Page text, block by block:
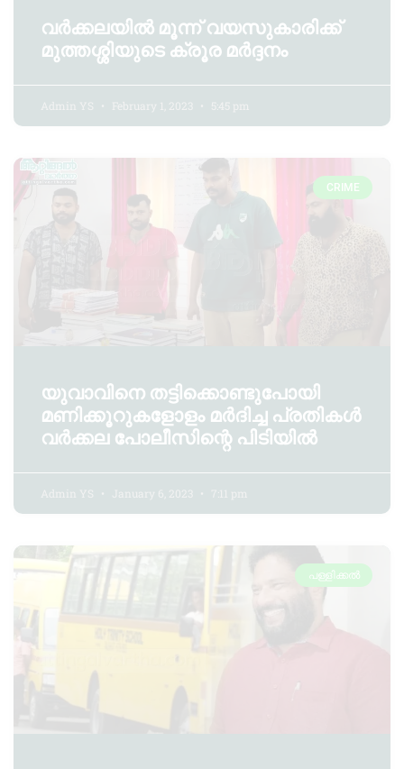
വർക്കലയിൽ മൂന്ന് വയസുകാരിക്ക്
മുത്തശ്ശിയുടെ ക്രൂര മർദ്ദനം
Admin YS February 1, 2023 5:45 pm
CRIME
യുവാവിനെ തട്ടിക്കൊണ്ടുപോയി
മണിക്കൂറുകളോളം മർദിച്ച പ്രതികൾ
വർക്കല പോലീസിന്റെ പിടിയിൽ
Admin YS January 6, 2023 7:11 pm
പള്ളിക്കൽ